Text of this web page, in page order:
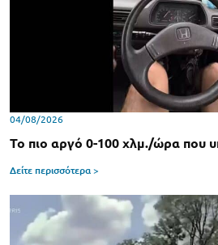
04/08/2026
Το πιο αργό 0-100 χλμ./ώρα που
Δείτε περισσότερα >